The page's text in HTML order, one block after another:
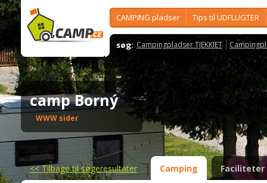
CAMPING pladser Tips til UDFLUGTER
søg: Campingpladser TJEKKIET
camp Borný
WWW sider
<<Tilbage til søgeresultater Camping Faciliteter